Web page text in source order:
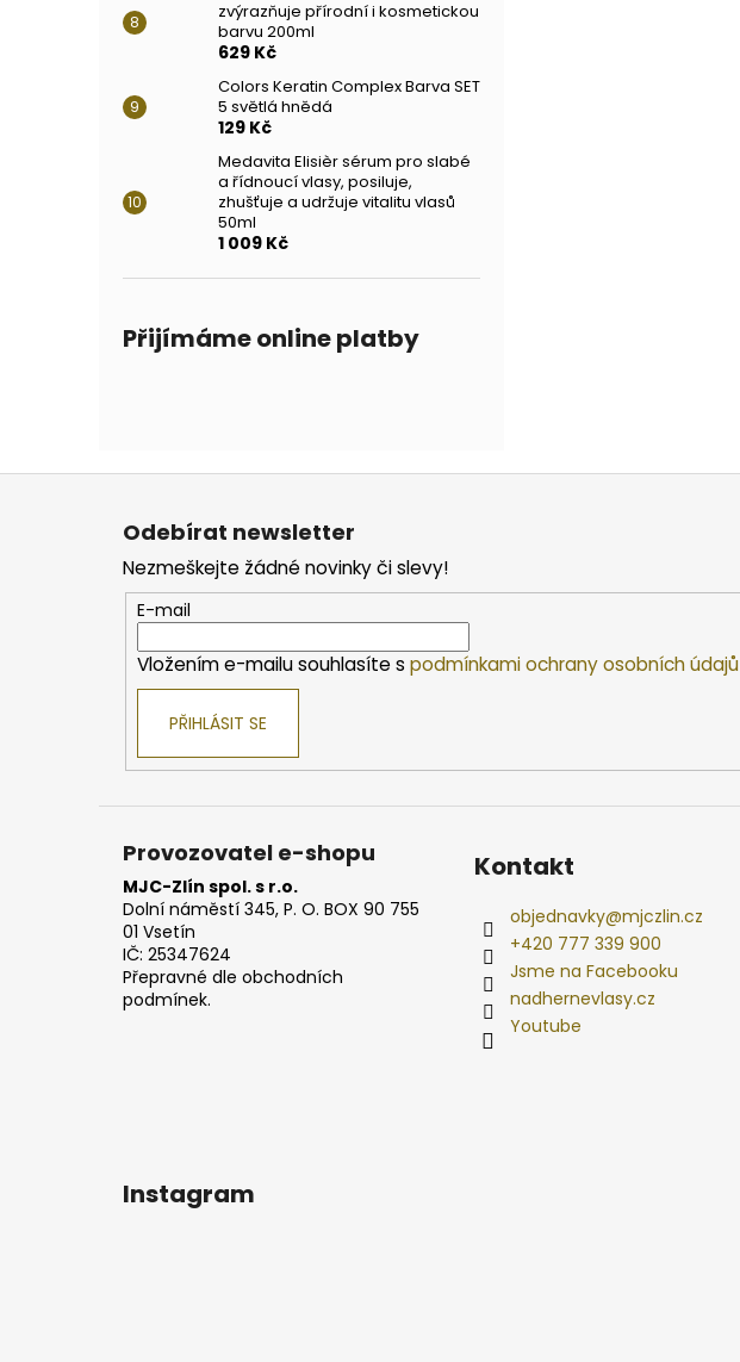
zvýrazňuje přírodní i kosmetickou
barvu 200ml
629 Kč
Colors Keratin Complex Barva SET
5 světlá hnědá
129 Kč
Medavita Elisièr sérum pro slabé
a řídnoucí vlasy, posiluje,
zhušťuje a udržuje vitalitu vlasů
50ml
1 009 Kč
Přijímáme online platby
Z
Odebírat newsletter
Nezmeškejte žádné novinky či slevy!
E-mail
Vložením e-mailu souhlasíte s podmínkami ochrany osobních údajů
PŘIHLÁSIT SE
Provozovatel e-shopu
MJC-Zlín spol. s r.o.
Dolní náměstí 345, P. O. BOX 90 755
01 Vsetín
IČ: 25347624
Přepravné dle obchodních
podmínek.
Kontakt
objednavky@mjczlin.cz
+420 777 339 900
Jsme na Facebooku
nadhernevlasy.cz
Youtube
Instagram